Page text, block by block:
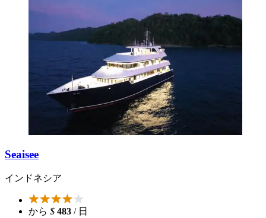
Seaisee
インドネシア
から $ 483 / 日